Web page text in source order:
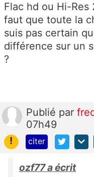
Flac hd ou Hi-
faut que toute la
suis pas certain
différence sur un
?
Publié par
07h49
!
citer
ozf77 a écrit